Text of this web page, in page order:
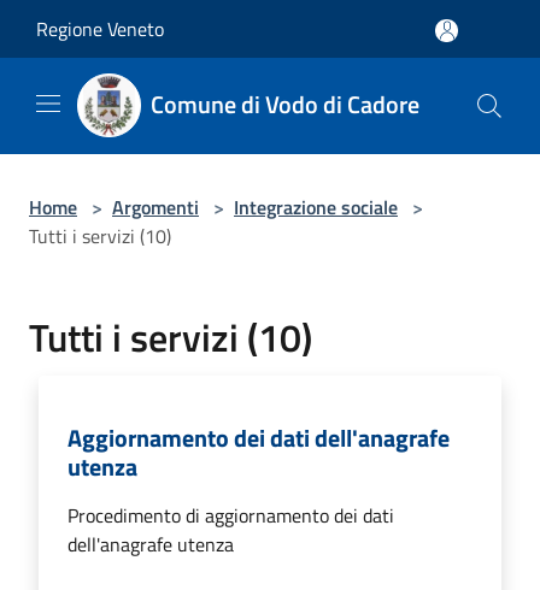
Regione Veneto
Comune di Vodo di Cadore
Home > Argomenti > Integrazione sociale >
Tutti i servizi (10)
Tutti i servizi (10)
Aggiornamento dei dati dell'anagrafe
utenza
Procedimento di aggiornamento dei dati
dell'anagrafe utenza